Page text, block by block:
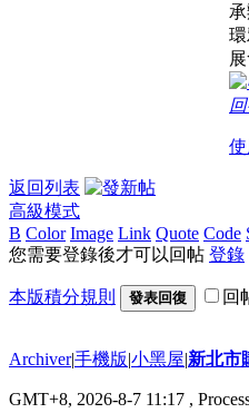
返回列表
高級模式
B Color Image Link Quote Code
您需要登錄後才可以回帖 登錄
本版積分規則 發表回復 回
Archiver|手機版|小黑屋|新北市
GMT+8, 2026-8-7 11:17 ,